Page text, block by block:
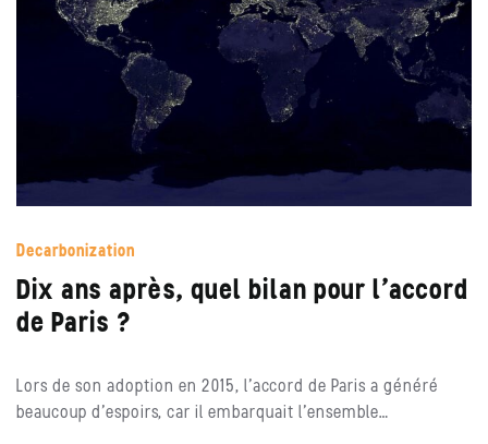
Decarbonization
Dix ans après, quel bilan pour l’accord
de Paris ?
Lors de son adoption en 2015, l’accord de Paris a généré
beaucoup d’espoirs, car il embarquait l’ensemble…